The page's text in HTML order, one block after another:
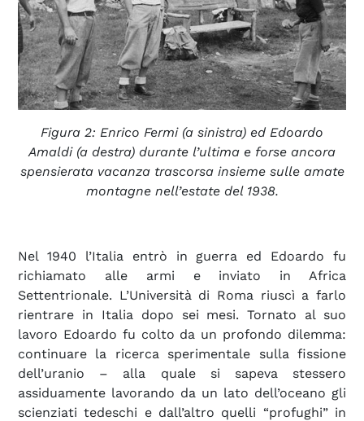
Figura 2: Enrico Fermi (a sinistra) ed Edoardo
Amaldi (a destra) durante l’ultima e forse ancora
spensierata vacanza trascorsa insieme sulle amate
montagne nell’estate del 1938.
Nel 1940 l’Italia entrò in guerra ed Edoardo fu
richiamato alle armi e inviato in Africa
Settentrionale. L’Università di Roma riuscì a farlo
rientrare in Italia dopo sei mesi. Tornato al suo
lavoro Edoardo fu colto da un profondo dilemma:
continuare la ricerca sperimentale sulla fissione
dell’uranio – alla quale si sapeva stessero
assiduamente lavorando da un lato dell’oceano gli
scienziati tedeschi e dall’altro quelli “profughi” in